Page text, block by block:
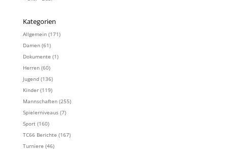
Kategorien
Allgemein(171)
Damen(61)
Dokumente (1)
Herren(60)
Jugend(136)
Kinder(119)
Mannschaften(255)
Spielerniveaus(7)
Sport(160)
TC66 Berichte (167)
Turniere (46)